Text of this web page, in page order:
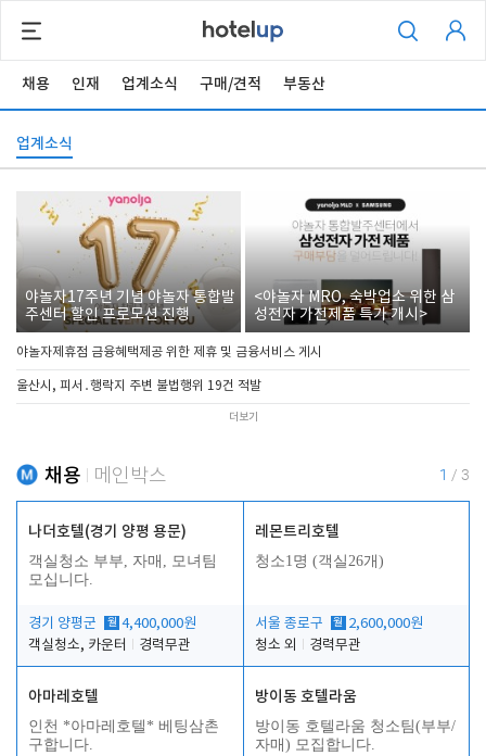
채용 인재 업계소식 구매/견적 부동산
업계소식
야놀자17주년 기념 야놀자 통합발
주센터 할인 프로모션 진행
<야놀자 MRO, 숙박업소 위한 삼
성전자 가전제품 특가 개시>
야놀자제휴점 금융혜택제공 위한 제휴 및 금융서비스 게시
울산시, 피서․행락지 주변 불법행위 19건 적발
더보기
채용 메인박스 1 / 3
나더호텔(경기 양평 용문)
객실청소 부부, 자매, 모녀팀
모십니다.
경기 양평군 월 4,400,000원
객실청소, 카운터
경력무관
레몬트리호텔
청소1명 (객실26개)
서울 종로구 월 2,600,000원
청소 외
경력무관
아마레호텔
인천 *아마레호텔* 베팅삼촌
구합니다.
방이동 호텔라움
방이동 호텔라움 청소팀(부부/
자매) 모집합니다.